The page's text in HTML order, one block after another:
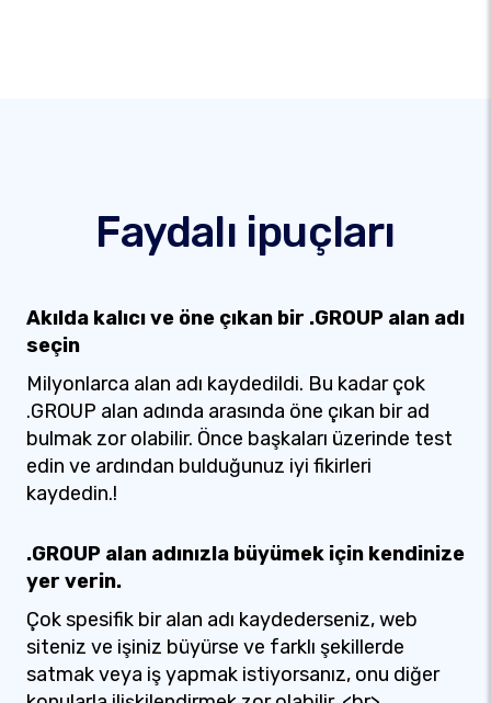
Faydalı ipuçları
Akılda kalıcı ve öne çıkan bir .GROUP alan adı
seçin
Milyonlarca alan adı kaydedildi. Bu kadar çok
.GROUP alan adında arasında öne çıkan bir ad
bulmak zor olabilir. Önce başkaları üzerinde test
edin ve ardından bulduğunuz iyi fikirleri
kaydedin.!
.GROUP alan adınızla büyümek için kendinize
yer verin.
Çok spesifik bir alan adı kaydederseniz, web
siteniz ve işiniz büyürse ve farklı şekillerde
satmak veya iş yapmak istiyorsanız, onu diğer